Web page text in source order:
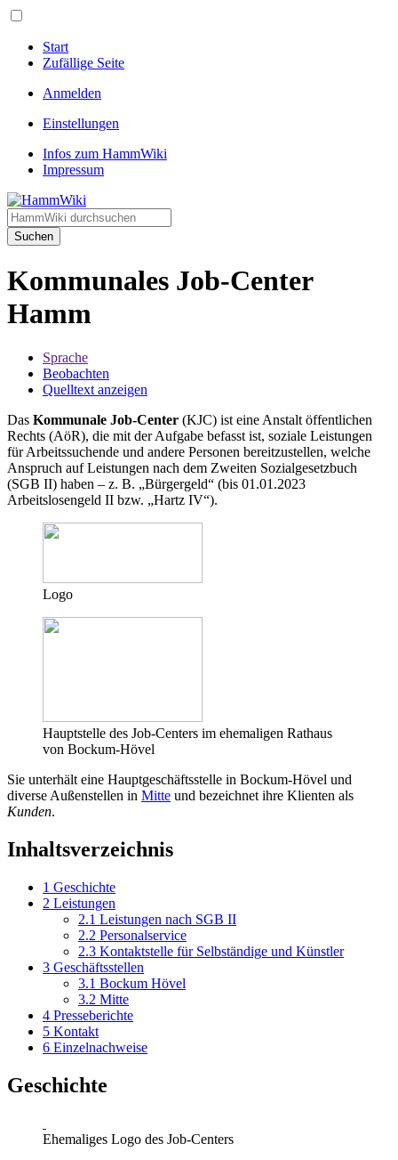
Start
Zufällige Seite
Anmelden
Einstellungen
Infos zum HammWiki
Impressum
Suchen
Kommunales Job-Center
Hamm
Sprache
Beobachten
Quelltext anzeigen
Das Kommunale Job-Center (KJC) ist eine Anstalt öffentlichen
Rechts (AöR), die mit der Aufgabe befasst ist, soziale Leistungen
für Arbeitssuchende und andere Personen bereitzustellen, welche
Anspruch auf Leistungen nach dem Zweiten Sozialgesetzbuch
(SGB II) haben – z. B. „Bürgergeld“ (bis 01.01.2023
Arbeitslosengeld II bzw. „Hartz IV“).
Logo
Hauptstelle des Job-Centers im ehemaligen Rathaus
von Bockum-Hövel
Sie unterhält eine Hauptgeschäftsstelle in Bockum-Hövel und
diverse Außenstellen in Mitte und bezeichnet ihre Klienten als
Kunden.
Inhaltsverzeichnis
1 Geschichte
2 Leistungen
2.1 Leistungen nach SGB II
2.2 Personalservice
2.3 Kontaktstelle für Selbständige und Künstler
3 Geschäftsstellen
3.1 Bockum Hövel
3.2 Mitte
4 Presseberichte
5 Kontakt
6 Einzelnachweise
Geschichte
Ehemaliges Logo des Job-Centers